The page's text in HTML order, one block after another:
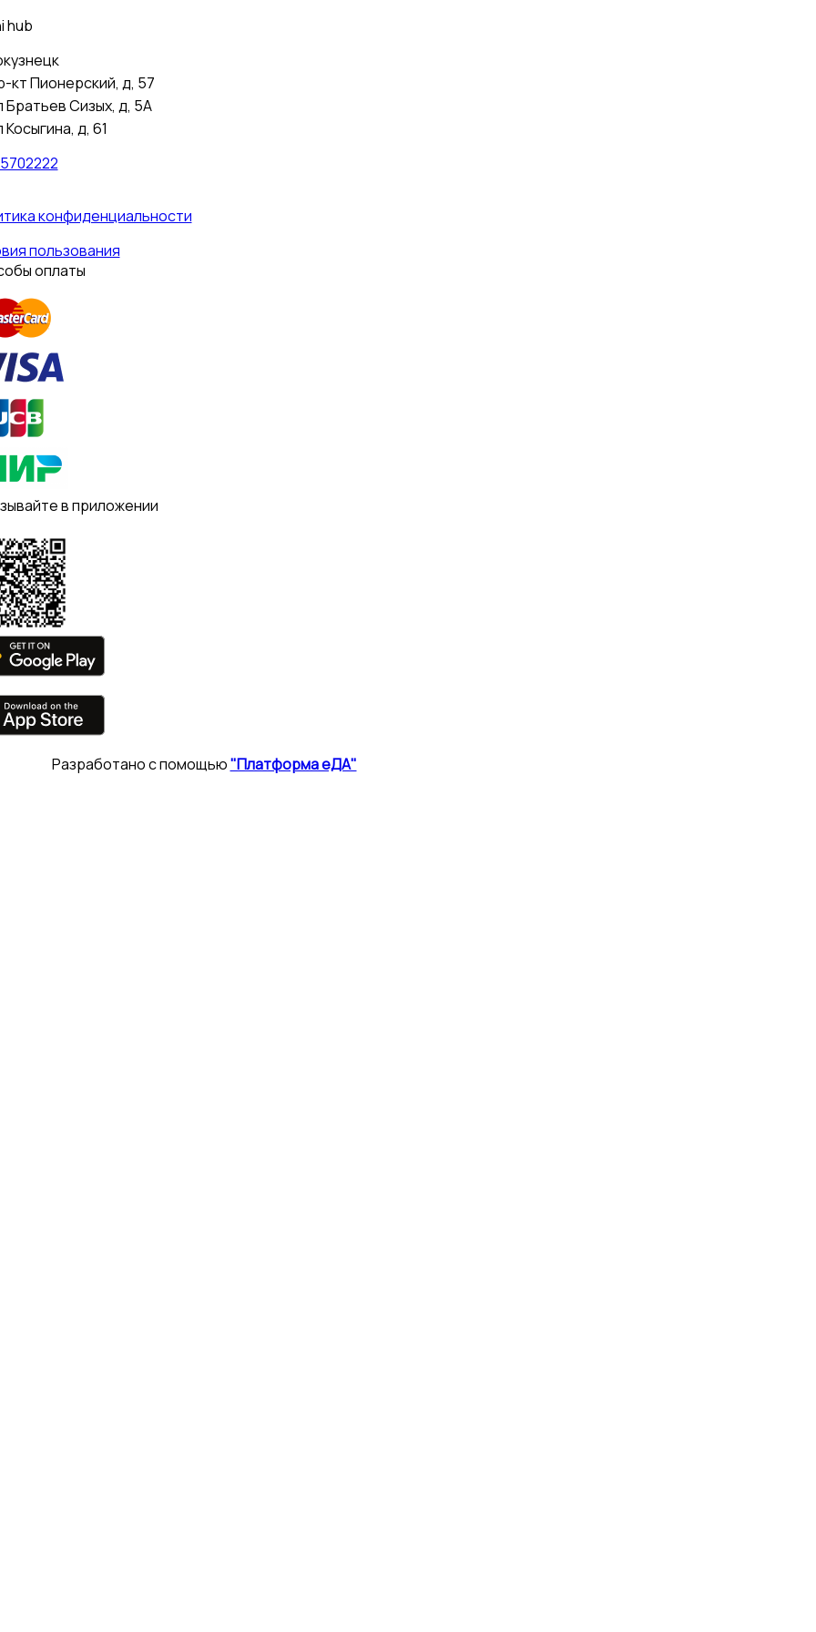
hub
кт Пионерский, д, 57
Братьев Сизых, д, 5А
Косыгина, д, 61
конфиденциальности
пользования
оплаты
в приложении
Разработано с помощью"Платформа еДА"